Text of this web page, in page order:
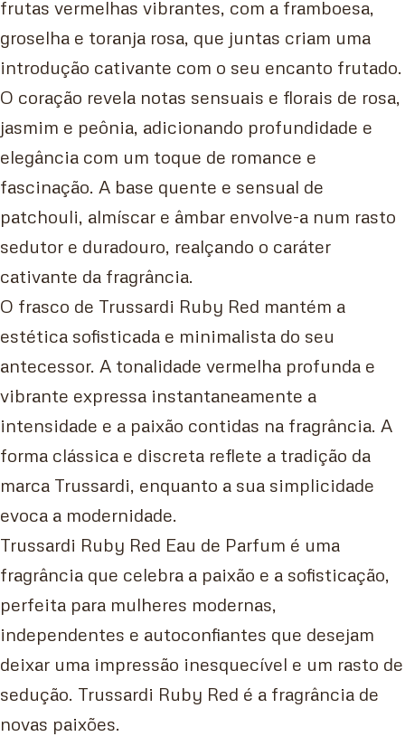
frutas vermelhas vibrantes, com a framboesa,
groselha e toranja rosa, que juntas criam uma
introdução cativante com o seu encanto frutado.
O coração revela notas sensuais e florais de rosa,
jasmim e peônia, adicionando profundidade e
elegância com um toque de romance e
fascinação. A base quente e sensual de
patchouli, almíscar e âmbar envolve-a num rasto
sedutor e duradouro, realçando o caráter
cativante da fragrância.
O frasco de Trussardi Ruby Red mantém a
estética sofisticada e minimalista do seu
antecessor. A tonalidade vermelha profunda e
vibrante expressa instantaneamente a
intensidade e a paixão contidas na fragrância. A
forma clássica e discreta reflete a tradição da
marca Trussardi, enquanto a sua simplicidade
evoca a modernidade.
Trussardi Ruby Red Eau de Parfum é uma
fragrância que celebra a paixão e a sofisticação,
perfeita para mulheres modernas,
independentes e autoconfiantes que desejam
deixar uma impressão inesquecível e um rasto de
sedução. Trussardi Ruby Red é a fragrância de
novas paixões.